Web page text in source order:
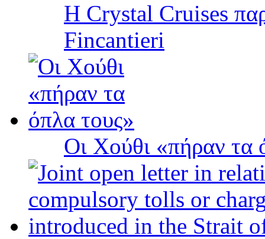
Η Crystal Cruises
Fincantieri
Οι Χούθι «πήραν τα